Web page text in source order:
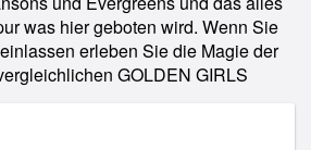
was hier geboten wird. Wenn Sie
erleben Sie die Magie der
GOLDEN GIRLS